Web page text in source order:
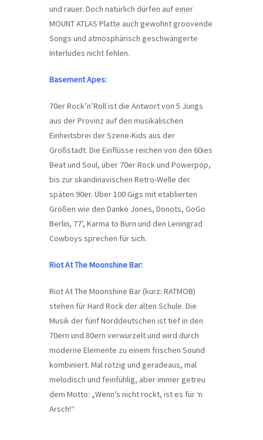
und rauer. Doch natürlich dürfen auf einer
MOUNT ATLAS Platte auch gewohnt groovende
Songs und atmosphärisch geschwängerte
Interludes nicht fehlen.
Basement Apes:
70er Rock’n’Roll ist die Antwort von 5 Jungs
aus der Provinz auf den musikalischen
Einheitsbrei der Szene-Kids aus der
Großstadt. Die Einflüsse reichen von den 60ies
Beat und Soul, über 70er Rock und Powerpop,
bis zur skandinavischen Retro-Welle der
späten 90er. Über 100 Gigs mit etablierten
Größen wie den Danko Jones, Donots, GoGo
Berlin, 77’, Karma to Burn und den Leningrad
Cowboys sprechen für sich.
Riot At The Moonshine Bar:
Riot At The Moonshine Bar (kurz: RATMOB)
stehen für Hard Rock der alten Schule. Die
Musik der fünf Norddeutschen ist tief in den
70ern und 80ern verwurzelt und wird durch
moderne Elemente zu einem frischen Sound
kombiniert. Mal rotzig und geradeaus, mal
melodisch und feinfühlig, aber immer getreu
dem Motto: „Wenn’s nicht rockt, ist es für ‘n
Arsch!“